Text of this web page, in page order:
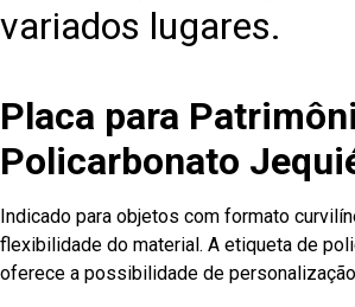
variados lugares.
Placa para
Policarbonato
Indicado para objetos com formato
flexibilidade do material. A etiqueta de
oferece a possibilidade de